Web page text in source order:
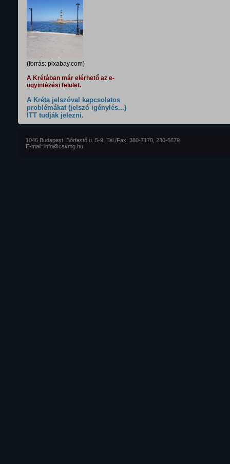
(forrás: pixabay.com)
A Krétában már elérhető az e-
ügyintézési felület.
A Kréta jelszóval kapcsolatos
problémákat (jelszó igénylés...)
ITT tudják jelezni.
1046 Budapest, Bőrfestő u. 5-9. Tel./Fax: 380-7170, 230-6679
E-mail: info@csvmg.hu